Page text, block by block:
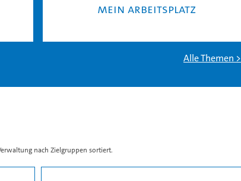
Mein Ar­beits­platz
Alle The­men >
nach Zielgruppen sortiert.